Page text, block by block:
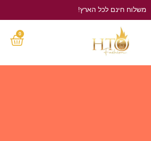
משלוח חינם לכל הארץ!
0